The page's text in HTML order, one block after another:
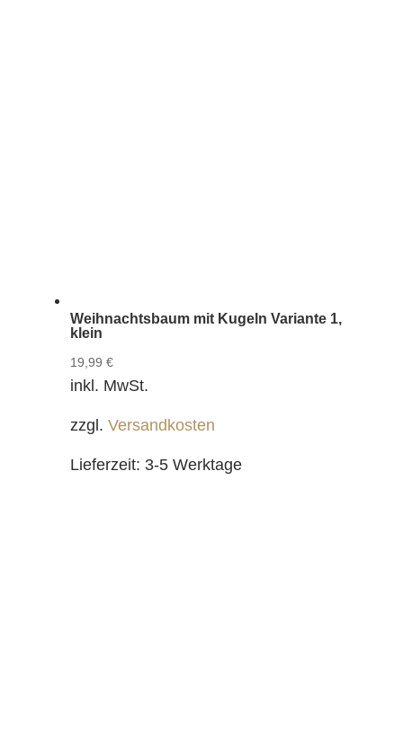
Weihnachtsbaum mit Kugeln Variante 1,
klein
19,99 €
inkl. MwSt.
zzgl. Versandkosten
Lieferzeit: 3-5 Werktage